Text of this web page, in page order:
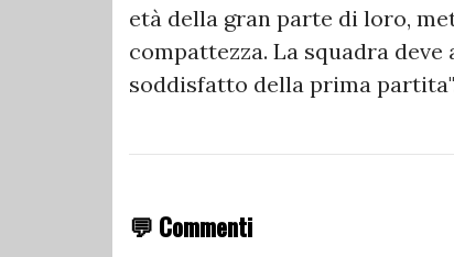
età della gran parte di loro,
compattezza. La squadra
soddisfatto della prima
💬 Commenti